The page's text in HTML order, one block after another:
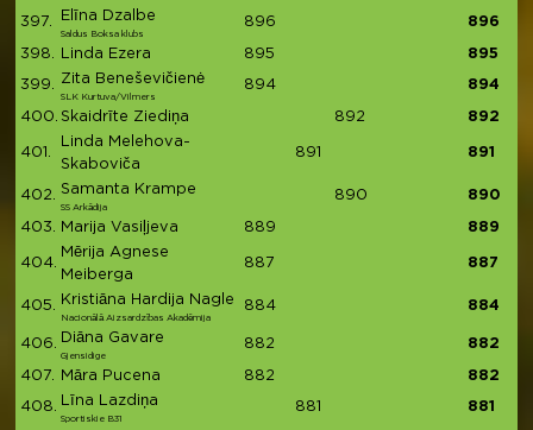
397. Elīna Dzalbe
Saldus Boksa klubs
896 896
398. Linda Ezera 895 895
399. Zita Beneševičienė
SLK Kurtuva/Vilmers
894 894
400. Skaidrīte Ziediņa 892 892
401.
Linda Melehova-
Skaboviča
891 891
402. Samanta Krampe
SS Arkādija
890 890
403. Marija Vasiļjeva 889 889
404.
Mērija Agnese
Meiberga
887 887
405. Kristiāna Hardija Nagle
Nacionālā Aizsardzības Akadēmija
884 884
406. Diāna Gavare
Gjensidige
882 882
407. Māra Pucena 882 882
408. Līna Lazdiņa
Sportiskie B31
881 881